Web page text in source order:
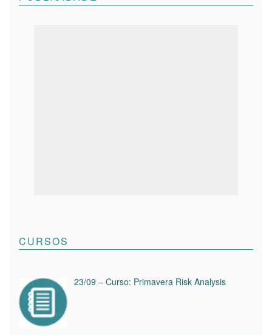
CURSOS
23/09 – Curso: Primavera Risk Analysis